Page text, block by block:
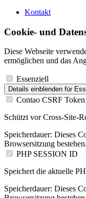
Kontakt
Cookie- und
Diese Webseite
ermöglichen und das
Essenziell
Details einblenden für
Contao CSRF Token
Schützt vor Cross-Site-
Speicherdauer: Dieses
Browsersitzung bestehen.
PHP SESSION ID
Speichert die aktuelle
Speicherdauer: Dieses